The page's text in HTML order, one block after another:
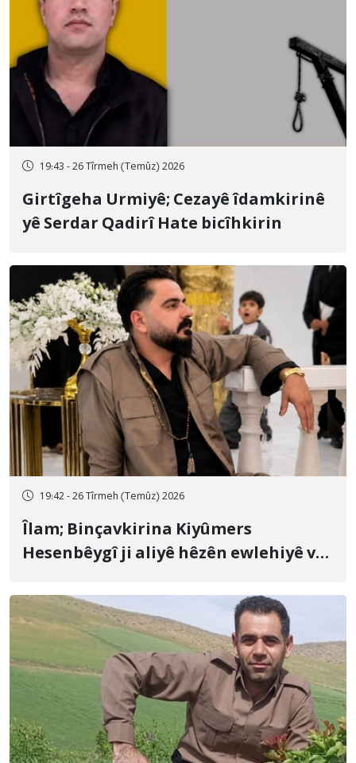
19:43 - 26 Tîrmeh (Temûz) 2026
Girtîgeha Urmiyê; Cezayê îdamkirinê
yê Serdar Qadirî Hate bicîhkirin
19:42 - 26 Tîrmeh (Temûz) 2026
Îlam; Binçavkirina Kiyûmers
Hesenbêygî ji aliyê hêzên ewlehiyê ve